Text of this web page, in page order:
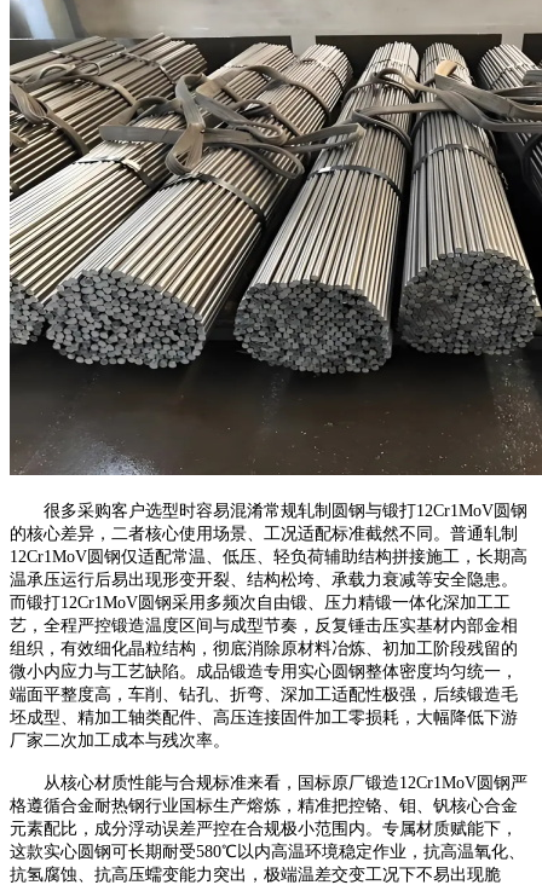
很多采购客户选型时容易混淆常规轧制圆钢与锻打12Cr1MoV圆钢
的核心差异，二者核心使用场景、工况适配标准截然不同。普通轧制
12Cr1MoV圆钢仅适配常温、低压、轻负荷辅助结构拼接施工，长期高
温承压运行后易出现形变开裂、结构松垮、承载力衰减等安全隐患。
而锻打12Cr1MoV圆钢采用多频次自由锻、压力精锻一体化深加工工
艺，全程严控锻造温度区间与成型节奏，反复锤击压实基材内部金相
组织，有效细化晶粒结构，彻底消除原材料冶炼、初加工阶段残留的
微小内应力与工艺缺陷。成品锻造专用实心圆钢整体密度均匀统一，
端面平整度高，车削、钻孔、折弯、深加工适配性极强，后续锻造毛
坯成型、精加工轴类配件、高压连接固件加工零损耗，大幅降低下游
厂家二次加工成本与残次率。
从核心材质性能与合规标准来看，国标原厂锻造12Cr1MoV圆钢严
格遵循合金耐热钢行业国标生产熔炼，精准把控铬、钼、钒核心合金
元素配比，成分浮动误差严控在合规极小范围内。专属材质赋能下，
这款实心圆钢可长期耐受580℃以内高温环境稳定作业，抗高温氧化、
抗氢腐蚀、抗高压蠕变能力突出，极端温差交变工况下不易出现脆